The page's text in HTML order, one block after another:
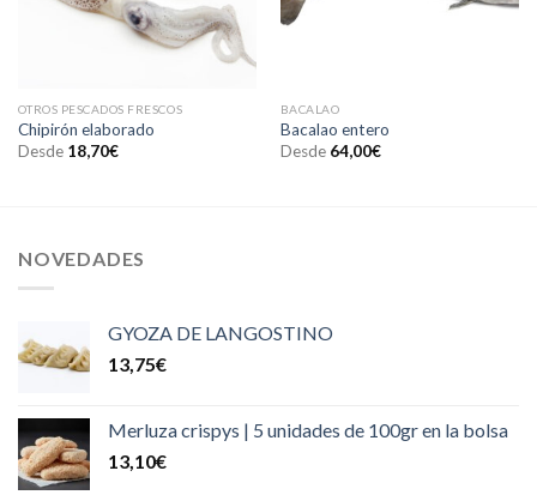
OTROS PESCADOS FRESCOS
Chipirón elaborado
Desde 18,70€
BACALAO
Bacalao entero
Desde 64,00€
NOVEDADES
GYOZA DE LANGOSTINO
13,75€
Merluza crispys | 5 unidades de 100gr en la bolsa
13,10€